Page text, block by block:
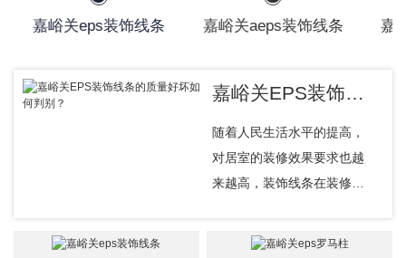
嘉峪关eps装饰线条 嘉峪关aeps装饰线条 嘉
嘉峪关EPS装饰线条的质量好坏如何判别？
随着人民生活水平的提高，
对居室的装修效果要求也越
来越高，装饰线条在装修中
受设计师和消费者的喜欢。